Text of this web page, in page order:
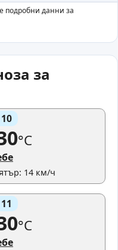
подробни данни за
за
°C
14 км/ч
°C